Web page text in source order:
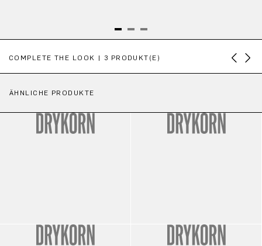
COMPLETE THE LOOK | 3 PRODUKT(E)
ÄHNLICHE PRODUKTE